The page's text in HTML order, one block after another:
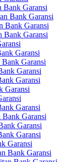
Bank Garansi
Bank Garansi
Bank Garansi
Bank Garansi
Garansi
Bank Garansi
Garansi
Garansi
Garansi
Garansi
Bank Garansi
Garansi
Garansi
Garansi
Bank Garansi